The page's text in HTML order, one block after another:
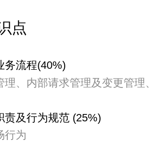
点
务流程(40%)
理、内部请求管理及变更管理
责及行为规范 (25%)
行为